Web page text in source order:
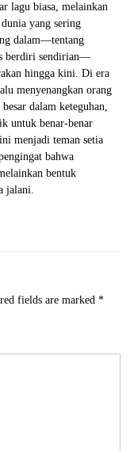
lagu biasa, melainkan
yang sering
dalam—tentang
berdiri sendirian—
hingga kini. Di era
menyenangkan orang
dalam keteguhan,
untuk benar-benar
menjadi teman setia
bahwa
bentuk
jalani.
fields are marked *